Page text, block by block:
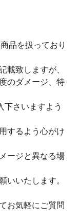
品を扱っており
載致しますが、
のダメージ、特
下さいますよう
するよう心がけ
ージと異なる場
いいたします。
お気軽にご質問